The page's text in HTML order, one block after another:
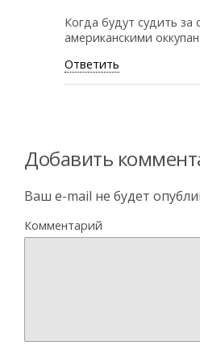
Когда будут судить за
американскими
Ответить
Добавить
Ваш e-mail не будет
Комментарий